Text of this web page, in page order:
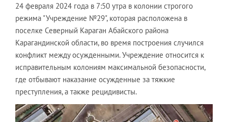
24 февраля 2024 года в 7:50 утра в колонии строгого
режима "Учреждение №29", которая расположена в
поселке Северный Караган Абайского района
Карагандинской области, во время построения случился
конфликт между осужденными. Учреждение относится к
исправительным колониям максимальной безопасности,
где отбывают наказание осужденные за тяжкие
преступления, а также рецидивисты.